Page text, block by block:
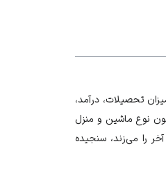
تحصیلات، درآمد،
نوع ماشین و منزل
را می‌‏زند، سنجیده